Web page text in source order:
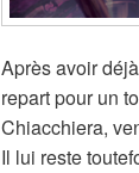
Après avoir
repart pour un
Chiacchiera,
Il lui reste